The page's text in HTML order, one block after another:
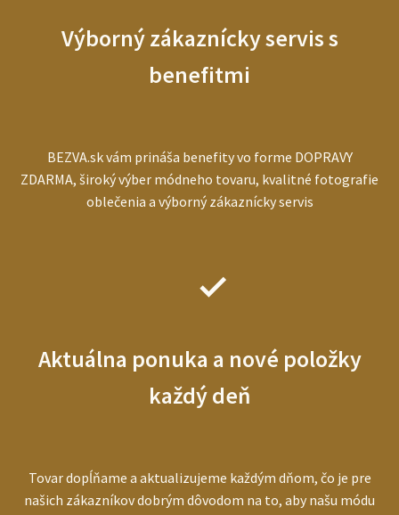
Výborný zákaznícky servis s
benefitmi
BEZVA.sk vám prináša benefity vo forme DOPRAVY
ZDARMA, široký výber módneho tovaru, kvalitné fotografie
oblečenia a výborný zákaznícky servis
Aktuálna ponuka a nové položky
každý deň
Tovar dopĺňame a aktualizujeme každým dňom, čo je pre
našich zákazníkov dobrým dôvodom na to, aby našu módu